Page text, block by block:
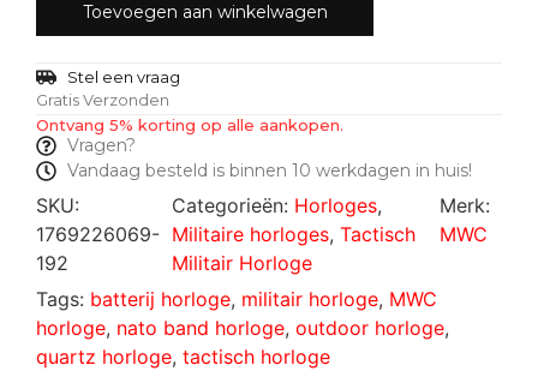
Toevoegen aan winkelwagen
Stel een vraag
Gratis Verzonden
Ontvang 5% korting op alle aankopen.
Vragen?
Vandaag besteld is binnen 10 werkdagen in huis!
SKU:
1769226069-
192
Categorieën: Horloges,
Militaire horloges, Tactisch
Militair Horloge
Merk:
MWC
Tags: batterij horloge, militair horloge, MWC
horloge, nato band horloge, outdoor horloge,
quartz horloge, tactisch horloge